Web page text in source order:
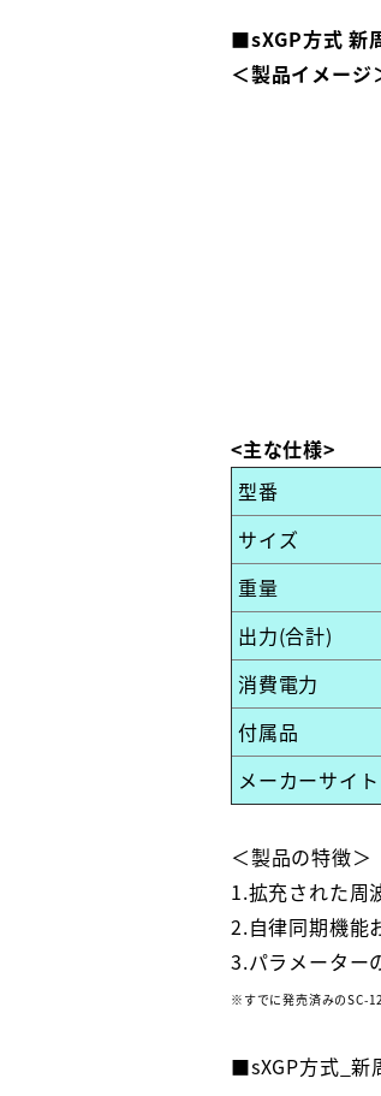
■sXGP方式 新
＜製品イメージ
<主な仕様>
型番
サイズ
重量
出力(合計)
消費電力
付属品
メーカーサイト
＜製品の特徴＞
1.拡充された周
2.自律同期機能
3.パラメータ
※すでに発売済みのSC-
■sXGP方式_新